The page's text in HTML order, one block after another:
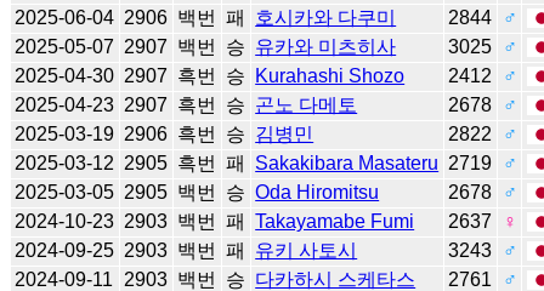
2025-06-04 2906 백번 패 호시카와 다쿠미 2844
♂
2025-05-07 2907 백번 승 유카와 미츠히사 3025
♂
2025-04-30 2907 흑번 승 Kurahashi Shozo 2412
♂
2025-04-23 2907 흑번 승 곤노 다메토 2678
♂
2025-03-19 2906 흑번 승 김병민 2822
♂
2025-03-12 2905 흑번 패 Sakakibara Masateru 2719
♂
2025-03-05 2905 백번 승 Oda Hiromitsu 2678
♂
2024-10-23 2903 백번 패 Takayamabe Fumi 2637
♀
2024-09-25 2903 백번 패 유키 사토시 3243
♂
2024-09-11
2903 백번 승 다카하시 스케타스 2761
♂